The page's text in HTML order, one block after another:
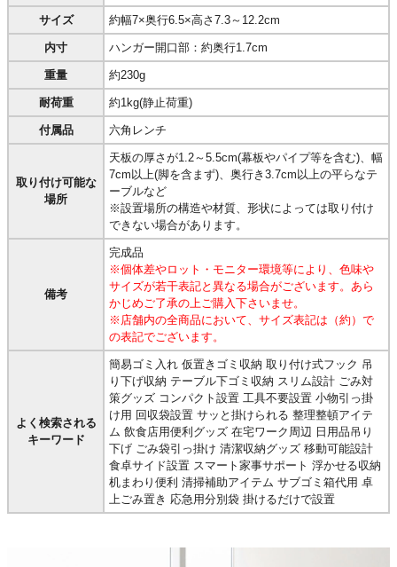
サイズ 約幅7×奥行6.5×高さ7.3～12.2cm
内寸 ハンガー開口部：約奥行1.7cm
重量 約230g
耐荷重 約1kg(静止荷重)
付属品 六角レンチ
取り付け可能な
場所
天板の厚さが1.2～5.5cm(幕板やパイプ等を含む)、幅
7cm以上(脚を含まず)、奥行き3.7cm以上の平らなテ
ーブルなど
※設置場所の構造や材質、形状によっては取り付け
できない場合があります。
備考
完成品
※個体差やロット・モニター環境等により、色味や
サイズが若干表記と異なる場合がございます。あら
かじめご了承の上ご購入下さいませ。
※店舗内の全商品において、サイズ表記は（約）で
の表記でございます。
よく検索される
キーワード
簡易ゴミ入れ 仮置きゴミ収納 取り付け式フック 吊
り下げ収納 テーブル下ゴミ収納 スリム設計 ごみ対
策グッズ コンパクト設置 工具不要設置 小物引っ掛
け用 回収袋設置 サッと掛けられる 整理整頓アイテ
ム 飲食店用便利グッズ 在宅ワーク周辺 日用品吊り
下げ ごみ袋引っ掛け 清潔収納グッズ 移動可能設計
食卓サイド設置 スマート家事サポート 浮かせる収納
机まわり便利 清掃補助アイテム サブゴミ箱代用 卓
上ごみ置き 応急用分別袋 掛けるだけで設置